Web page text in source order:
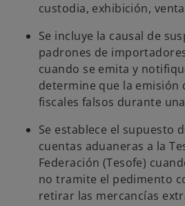
custodia, exhibición,
Se incluye la causal de
padrones de
cuando se emita y
determine que la emisión
fiscales falsos durante
Se establece el supuesto
cuentas aduaneras a la
Federación (Tesofe)
no tramite el pedimento
retirar las mercancías